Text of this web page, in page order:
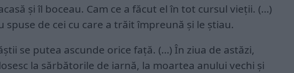
şi îl boceau. Cam ce a făcut el în tot cursul vieţii. (…)
spuse de cei cu care a trăit împreună şi le ştiau.
se putea ascunde orice faţă. (…) În ziua de astăzi,
la sărbătorile de iarnă, la moartea anului vechi şi